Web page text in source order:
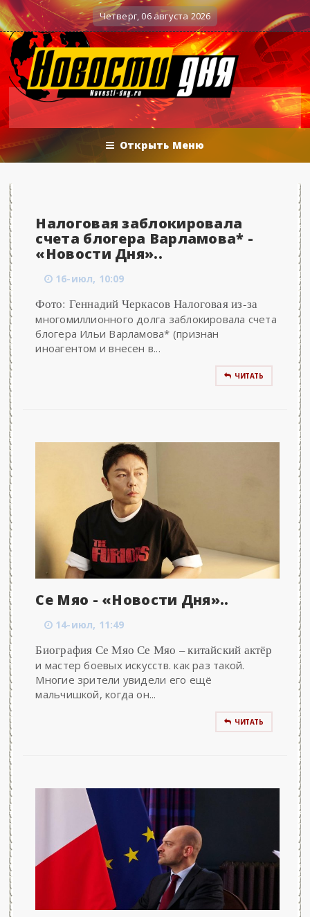
действия Вечерние баталии политологов у Соловьёва
Четверг, 06 августа 2026
Открыть Меню
Налоговая заблокировала
счета блогера Варламова* -
«Новости Дня»..
16-июл, 10:09
Фото: Геннадий Черкасов Налоговая из-за
многомиллионного долга заблокировала счета
блогера Ильи Варламова* (признан
иноагентом и внесен в...
ЧИТАТЬ
Се Мяо - «Новости Дня»..
14-июл, 11:49
Биография Се Мяо Се Мяо – китайский актёр
и мастер боевых искусств. как раз такой.
Многие зрители увидели его ещё
мальчишкой, когда он...
ЧИТАТЬ